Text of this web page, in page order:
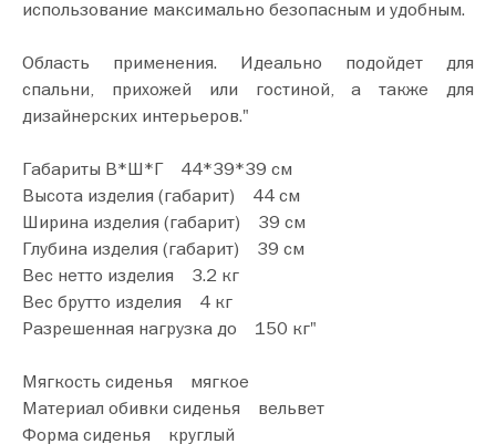
использование максимально безопасным и удобным.
Область применения. Идеально подойдет для
спальни, прихожей или гостиной, а также для
дизайнерских интерьеров."
Габариты В*Ш*Г 44*39*39 см
Высота изделия (габарит) 44 см
Ширина изделия (габарит) 39 см
Глубина изделия (габарит) 39 см
Вес нетто изделия 3.2 кг
Вес брутто изделия 4 кг
Разрешенная нагрузка до 150 кг"
Мягкость сиденья мягкое
Материал обивки сиденья вельвет
Форма сиденья круглый